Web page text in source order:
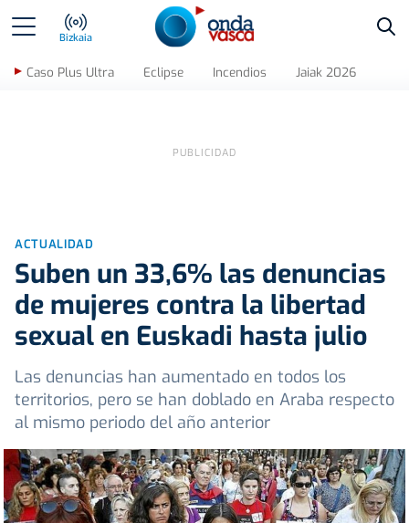
Bizkaia
Caso Plus Ultra Eclipse Incendios Jaiak 2026
ACTUALIDAD
Suben un 33,6% las denuncias
de mujeres contra la libertad
sexual en Euskadi hasta julio
Las denuncias han aumentado en todos los
territorios, pero se han doblado en Araba respecto
al mismo periodo del año anterior